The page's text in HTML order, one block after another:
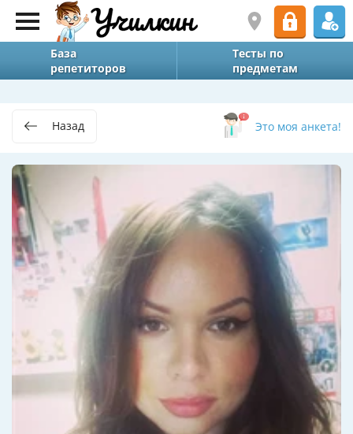
База
репетиторов
Тесты по
предметам
Назад Это моя анкета!